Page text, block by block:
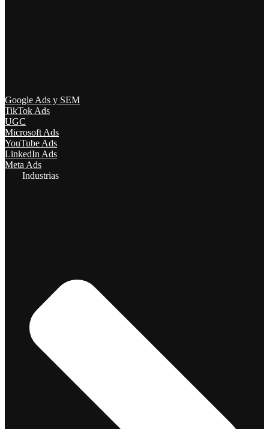
Google Ads y SEM
TikTok Ads
UGC
Microsoft Ads
YouTube Ads
LinkedIn Ads
Meta Ads
Industrias